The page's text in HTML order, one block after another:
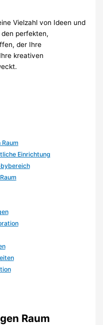
Vielzahl von Ideen und
perfekten,
der Ihre
kreativen
Einrichtung
Raum